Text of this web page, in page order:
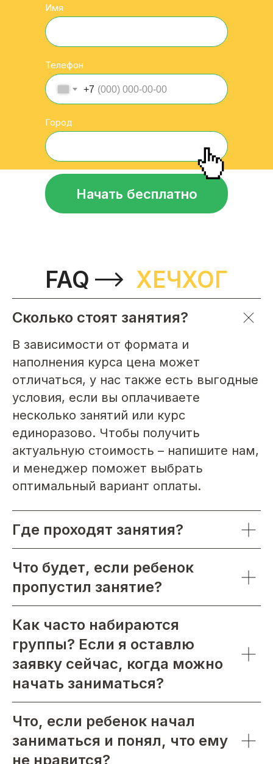
Имя
Телефон
+7
Город
Начать бесплатно
FAQ ХЕЧХОГ
Сколько стоят занятия?
В зависимости от формата и
наполнения курса цена может
отличаться, у нас также есть выгодные
условия, если вы оплачиваете
несколько занятий или курс
единоразово. Чтобы получить
актуальную стоимость – напишите нам,
и менеджер поможет выбрать
оптимальный вариант оплаты.
Где проходят занятия?
Что будет, если ребенок
пропустил занятие?
Как часто набираются
группы? Если я оставлю
заявку сейчас, когда можно
начать заниматься?
Что, если ребенок начал
заниматься и понял, что ему
не нравится?